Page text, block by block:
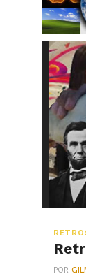
POR